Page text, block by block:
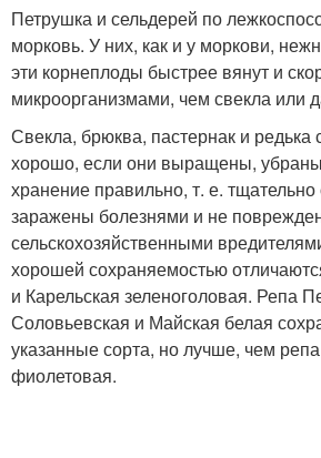
Петрушка и сельдерей по
морковь. У них, как и у моркови,
эти корнеплоды быстрее вянут и
микроорганизмами, чем свекла или
Свекла, брюква, пастернак и редька
хорошо, если они выращены,
хранение правильно, т. е.
заражены болезнями и не
сельскохозяйственными
хорошей сохраняемостью
и Карельская зеленоголовая. Репа
Соловьевская и Майская белая
указанные сорта, но лучше, чем
фиолетовая.